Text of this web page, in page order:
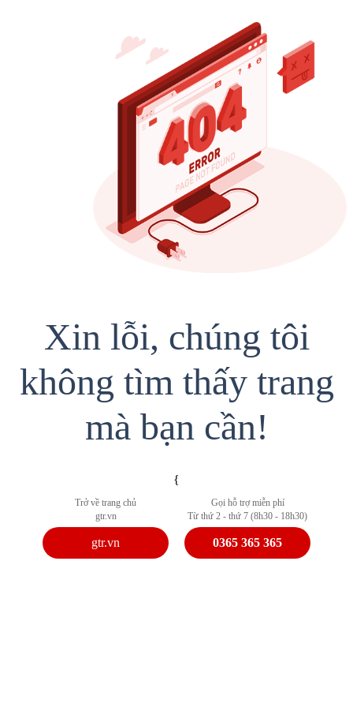
Xin lỗi, chúng tôi
không tìm thấy trang
mà bạn cần!
{
Trở về trang chủ
gtr.vn
gtr.vn
Gọi hỗ trợ miễn phí
Từ thứ 2 - thứ 7 (8h30 - 18h30)
0365 365 365